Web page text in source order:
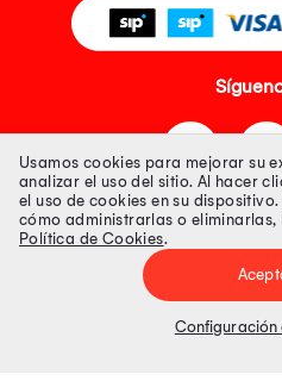
Tienda 100%
Tiendas Peruanas S.A. R.U.C. Nº
Precios disponibles solo en
Usamos cookies para mejorar su
analizar el uso del sitio. Al hacer
el uso de cookies en su
cómo administrarlas o
Política de Cookies.
Configuración